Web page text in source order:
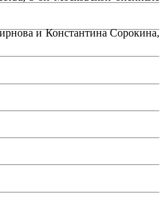
и Константина Сорокина,